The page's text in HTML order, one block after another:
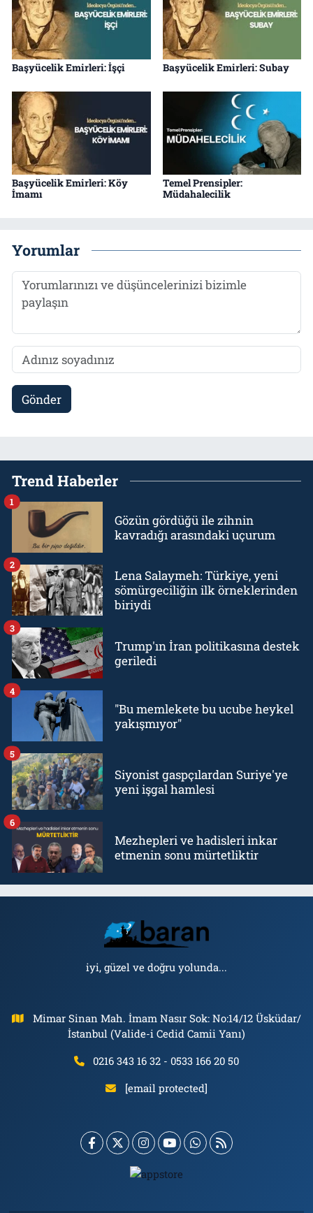
Başyücelik Emirleri: İşçi Başyücelik Emirleri: Subay
Başyücelik Emirleri: Köy
İmamı
Temel Prensipler:
Müdahalecilik
Yorumlar
Gönder
Trend Haberler
Gözün gördüğü ile zihnin
kavradığı arasındaki uçurum
1
Lena Salaymeh: Türkiye, yeni
sömürgeciliğin ilk örneklerinden
biriydi
2
Trump'ın İran politikasına destek
geriledi
3
"Bu memlekete bu ucube heykel
yakışmıyor"
4
Siyonist gaspçılardan Suriye'ye
yeni işgal hamlesi
5
Mezhepleri ve hadisleri inkar
etmenin sonu mürtetliktir
6
iyi, güzel ve doğru yolunda...
Mimar Sinan Mah. İmam Nasır Sok: No:14/12 Üsküdar/
İstanbul (Valide-i Cedid Camii Yanı)
0216 343 16 32 - 0533 166 20 50
[email protected]